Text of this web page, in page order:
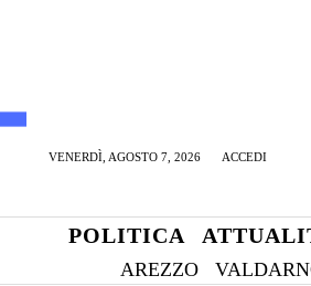
VENERDÌ, AGOSTO 7, 2026 ACCEDI
POLITICA
AREZZO